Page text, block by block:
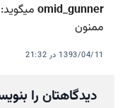
omid_gunner میگوید:
ممنون
1393/04/11 در 21:32
دیدگاهتان را